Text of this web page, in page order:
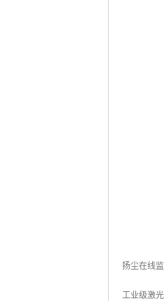
扬尘在线
工业级激